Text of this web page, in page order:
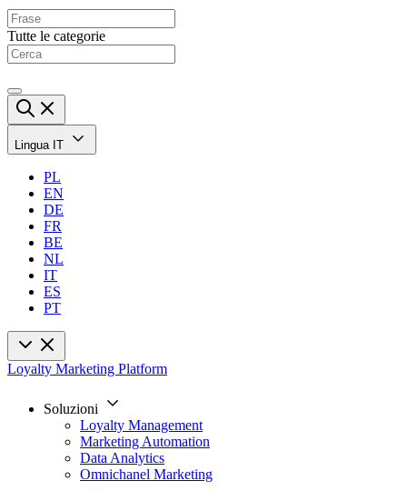
Tutte le categorie
Lingua IT
PL
EN
DE
FR
BE
NL
IT
ES
PT
Loyalty Marketing Platform
Soluzioni
Loyalty Management
Marketing Automation
Data Analytics
Omnichanel Marketing